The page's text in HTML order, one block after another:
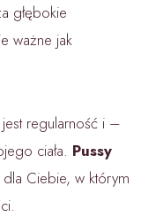
głębokie
ważne jak
regularność i –
ciała. Pussy
Ciebie, w którym